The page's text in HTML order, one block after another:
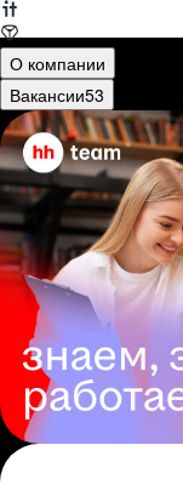
О компании
Вакансии53